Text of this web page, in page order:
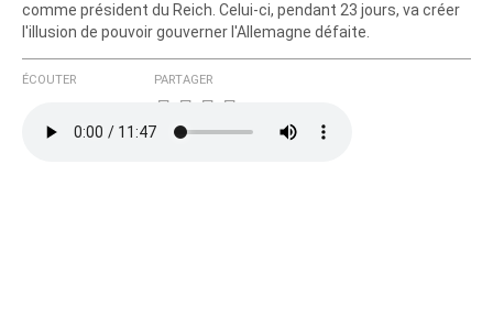
comme président du Reich. Celui-ci, pendant 23 jours, va créer
l'illusion de pouvoir gouverner l'Allemagne défaite.
ÉCOUTER PARTAGER